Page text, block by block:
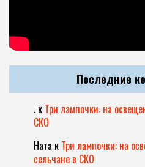
Последние
. к Три лампочки: на
СКО
Ната к Три лампочки: на
сельчане в СКО